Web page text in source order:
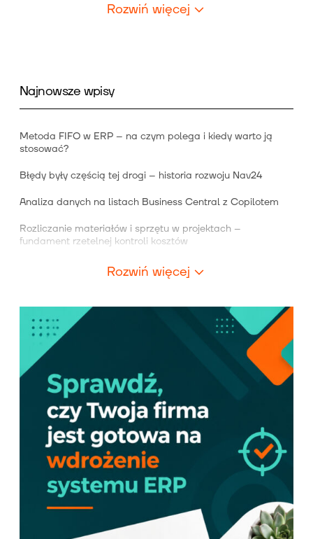
Rozwiń więcej
Najnowsze wpisy
Metoda FIFO w ERP – na czym polega i kiedy warto ją
stosować?
Błędy były częścią tej drogi – historia rozwoju Nav24
Analiza danych na listach Business Central z Copilotem
Rozliczanie materiałów i sprzętu w projektach –
fundament rzetelnej kontroli kosztów
Rozwiń więcej